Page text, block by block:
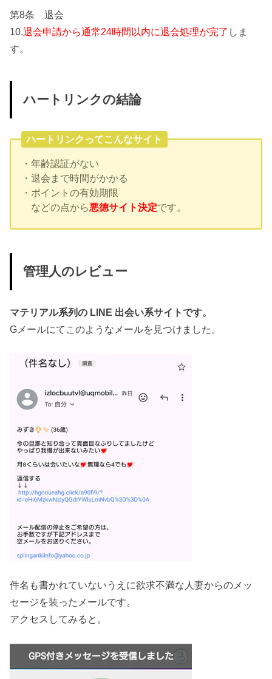
第8条 退会
10.退会申請から通常24時間以内に退会処理が完了 しま
す。
ハートリンクの結論
ハートリンクってこんなサイト
・年齢認証がない
・退会まで時間がかかる
・ポイントの有効期限
などの点から悪徳サイト決定です。
管理人のレビュー
マテリアル系列の LINE 出会い系サイトです。
Gメールにてこのようなメールを見つけました。
件名も書かれていないうえに欲求不満な人妻からのメッ
セージを装ったメールです。
アクセスしてみると。